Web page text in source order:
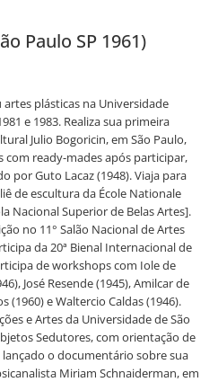
Paulo SP 1961)
plásticas na Universidade
e 1983. Realiza sua primeira
Julio Bogoricin, em São Paulo,
com ready-mades após participar,
por Guto Lacaz (1948). Viaja para
de escultura da École Nationale
Nacional Superior de Belas Artes].
no 11° Salão Nacional de Artes
da 20ª Bienal Internacional de
de workshops com Iole de
José Resende (1945), Amilcar de
(1960) e Waltercio Caldas (1946).
e Artes da Universidade de São
Sedutores, com orientação de
lançado o documentário sobre sua
Miriam Schnaiderman, em